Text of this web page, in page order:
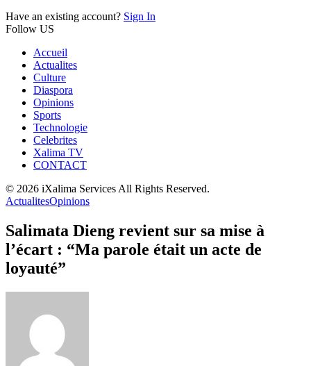
Have an existing account? Sign In
Follow US
Accueil
Actualites
Culture
Diaspora
Opinions
Sports
Technologie
Celebrites
Xalima TV
CONTACT
© 2026 iXalima Services All Rights Reserved.
ActualitesOpinions
Salimata Dieng revient sur sa mise à
l’écart : “Ma parole était un acte de
loyauté”